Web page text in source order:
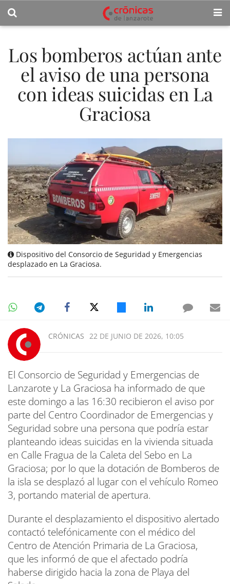
Los bomberos actúan ante
el aviso de una persona
con ideas suicidas en La
Graciosa
Dispositivo del Consorcio de Seguridad y Emergencias
desplazado en La Graciosa.
CRÓNICAS 22 DE JUNIO DE 2026, 10:05
El Consorcio de Seguridad y Emergencias de
Lanzarote y La Graciosa ha informado de que
este domingo a las 16:30 recibieron el aviso por
parte del Centro Coordinador de Emergencias y
Seguridad sobre una persona que podría estar
planteando ideas suicidas en la vivienda situada
en Calle Fragua de la Caleta del Sebo en La
Graciosa; por lo que la dotación de Bomberos de
la isla se desplazó al lugar con el vehículo Romeo
3, portando material de apertura.
Durante el desplazamiento el dispositivo alertado
contactó telefónicamente con el médico del
Centro de Atención Primaria de La Graciosa,
que les informó de que el afectado podría
haberse dirigido hacia la zona de Playa del